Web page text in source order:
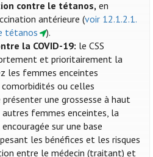
contre le tétanos, en
antérieure (voir 12.1.2.1.
tétanos
).
la COVID-19: le CSS
et prioritairement la
les femmes enceintes
ou celles
une grossesse à haut
autres femmes enceintes, la
sur une base
les bénéfices et les risques
entre le médecin (traitant) et